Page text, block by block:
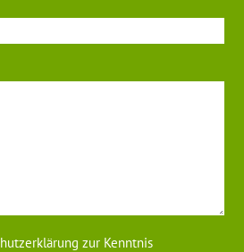
zur Kenntnis